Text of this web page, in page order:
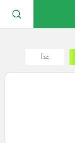
غداً